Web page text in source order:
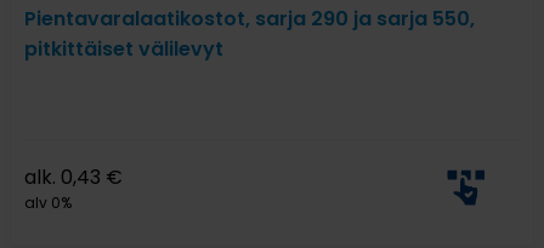
Pientavaralaatikostot, sarja 290 ja sarja 550,
pitkittäiset välilevyt
alk. 0,43 €
alv 0%